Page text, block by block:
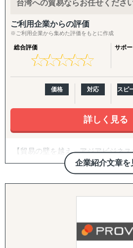
「市場規模や成長性を正確に把握で
「公開情報が少ないニッチな市場を
い」
「現地の消費者ニーズや嗜好が理解
「競合他社の動向や市場内でのポ
らない」
「法規制、税制、輸入関税などの
が難しい」
「効果的なマーケティング戦略や
「現地でのビジネスパートナー探
「その地域特有の慣習、文化を把
など
①市場調査
進出を考えている市場をマクロ的
岐にわたる範囲に対応しておりま
「どういった情報があれば、適切
してご相談いただけます。
【こんなお悩みをお持ちの企業さ
・海外展開に興味はあるが、「ど
て」売るかの方向性が定まっていな
・現地に売り込む営業リソース・
・自社に合うパートナー・代理店
らない
・Amazon USや越境ECに出したい
ハウがない
・海外事業の戦略を相談できる相
【サービス概要】
グロスペリティの特長は、**市場調
「一気通貫の支援体制」**にありま
らず、現地ネットワークを活用し
台湾への貿易ならお任せくださ
ご利用企業からの評価
※ご利用企業から集めた評価をもとに作成
総合評価
★★★★★
★★★★★
サポ
価格 対応 スピ
詳しく見る
企業紹介文章を
【貿易の壁を越え、アジアビジネ
ョナル】
トレーディネート株式会社は「貿
げる」という理念のもと、
海外展開を目指す企業と海外市場
物流と営業代行を融合させた独自の
これまで多くの企業の海外進出を